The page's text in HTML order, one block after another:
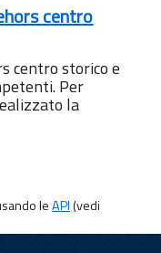
centro
centro storico e
Per
la
leAPI(vedi